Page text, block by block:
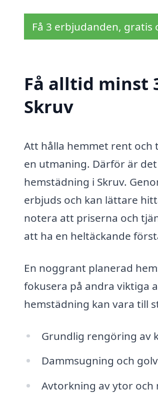
Få 3 erbjudanden,
Få alltid minst
Skruv
Att hålla hemmet rent och
en utmaning. Därför är
hemstädning i Skruv.
erbjuds och kan lättare
notera att priserna och
att ha en heltäckande
En noggrant planerad
fokusera på andra viktiga
hemstädning kan vara till
Grundlig rengöring av
Dammsugning och
Avtorkning av ytor och